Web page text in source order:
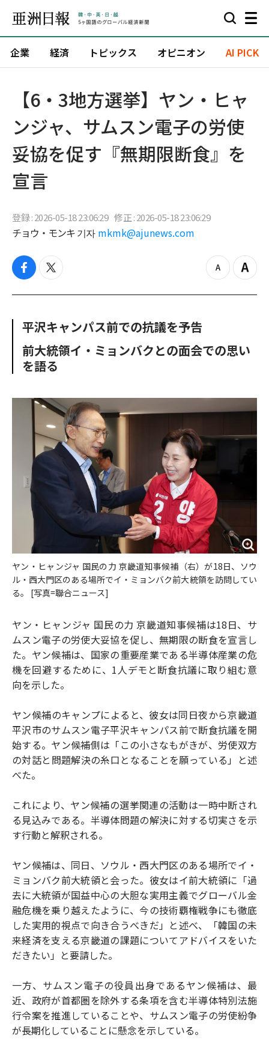
企業 経済 トピックス オピニオン AI PICK
【6・3地方選挙】ヤン・ヒャ
ンジャ、サムスン電子の労使
妥協を促す『無期限断食』を
宣言
登録 : 2026-05-18 23:06:29 修正 : 2026-05-18 23:06:29
チョウ・モンキ 기자 mkmk@ajunews.com
f
c
o
k
t
i
e
z
o
Z
o
平沢キャンパス前での抗議を予告
前大統領イ・ミョンバクとの面会での思い
を語る
ヤン・ヒャンジャ 国民の力 京畿道知事候補（右）が18日、ソウ
ル・西大門区のある場所でイ・ミョンバク前大統領を訪問してい
る。 [写真=聯合ニュース]
ヤン・ヒャンジャ 国民の力 京畿道知事候補は18日、サ
ムスン電子の労使大妥協を促し、無期限の断食を宣言し
た。ヤン候補は、国家の重要産業である半導体産業の危
機を回避するために、1人デモと断食抗議に取り組む意
向を示した。
ヤン候補のキャンプによると、彼女は同日夜から京畿道
平沢市のサムスン電子平沢キャンパス前で断食抗議を開
始する。ヤン候補側は「この小さなもがきが、労使双方
の対話と問題解決の糸口となることを願っている」と述
べた。
これにより、ヤン候補の選挙関連の活動は一時中断され
る見込みである。半導体問題の解決に対する切実さを示
す行動と解釈される。
ヤン候補は、同日、ソウル・西大門区のある場所でイ・
ミョンバク前大統領と会った。彼女はイ前大統領に「過
去に大統領が国益中心の大胆な実用主義でグローバル金
融危機を乗り越えたように、今の技術覇権戦争にも徹底
した実用的視点で向き合うべきだ」と述べ、「韓国の未
来経済を支える京畿道の課題についてアドバイスをいた
だきたい」と要請した。
一方、サムスン電子の役員出身であるヤン候補は、最
近、政府が首都圏を除外する条項を含む半導体特別法施
行令案を推進していることや、サムスン電子の労使紛争
が長期化していることに懸念を示している。